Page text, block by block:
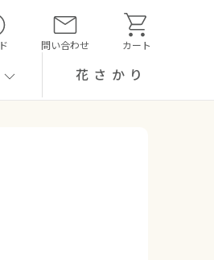
問い合わせ カート
花さかり